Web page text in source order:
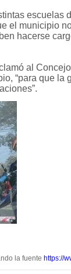
escuelas
el municipio
hacerse
al
“para que
la fuente https://